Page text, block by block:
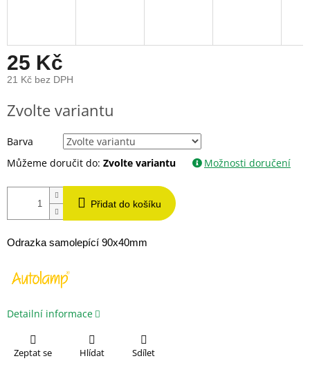
25 Kč
21 Kč bez DPH
cena:
Zvolte variantu
Barva
Můžeme doručit do: Zvolte variantu Možnosti doručení
Přidat do košíku
Odrazka samolepící 90x40mm
Detailní informace
Zeptat se Hlídat Sdílet